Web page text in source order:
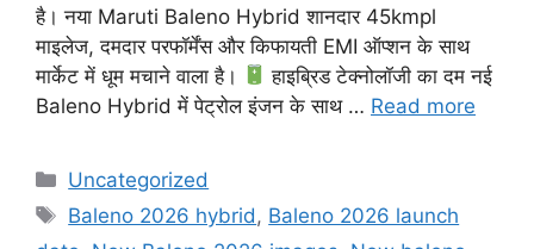
है। नया Maruti Baleno Hybrid शानदार 45kmpl
माइलेज, दमदार परफॉर्मेंस और किफायती EMI ऑप्शन के साथ
मार्केट में धूम मचाने वाला है।
हाइब्रिड टेक्नोलॉजी का दम नई
Baleno Hybrid में पेट्रोल इंजन के साथ … Read more
Categories
Uncategorized
Tags
Baleno 2026 hybrid , Baleno 2026 launch